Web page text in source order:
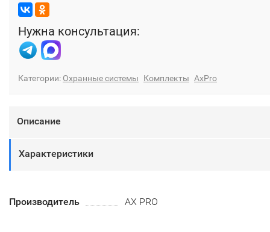
Нужна консультация:
Категории: Охранные системы Комплекты AxPro
Описание
Характеристики
Производитель AX PRO